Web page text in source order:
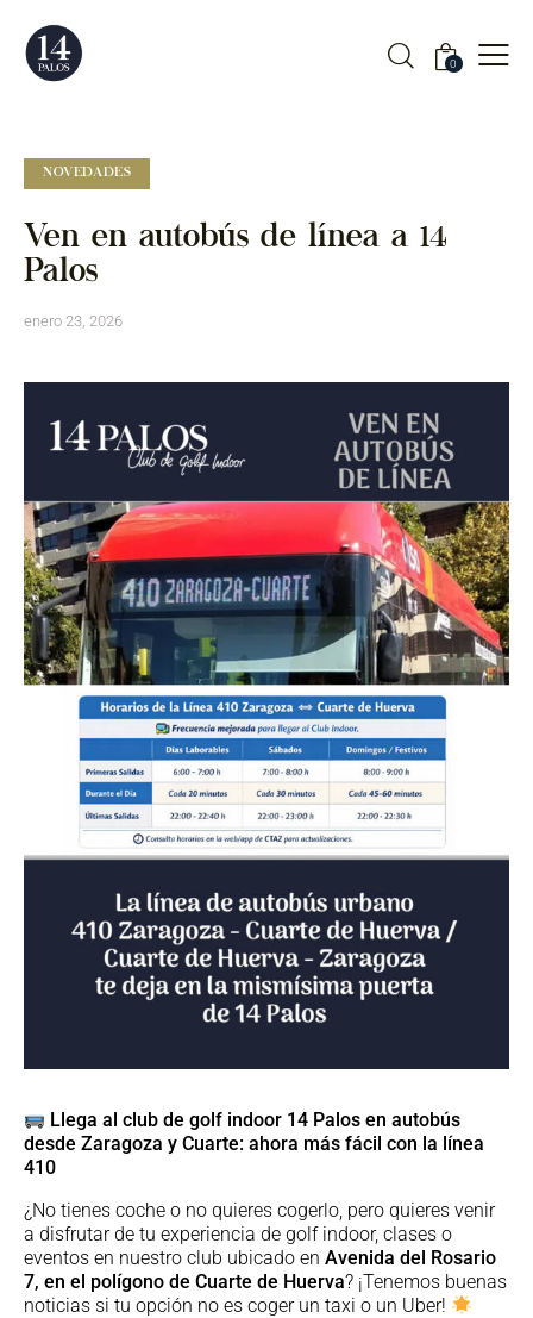
0
NOVEDADES
Ven en autobús de línea a 14
Palos
enero 23, 2026
Llega al club de golf indoor 14 Palos en autobús
desde Zaragoza y Cuarte: ahora más fácil con la línea
410
¿No tienes coche o no quieres cogerlo, pero quieres venir
a disfrutar de tu experiencia de golf indoor, clases o
eventos en nuestro club ubicado en Avenida del Rosario
7, en el polígono de Cuarte de Huerva? ¡Tenemos buenas
noticias si tu opción no es coger un taxi o un Uber!